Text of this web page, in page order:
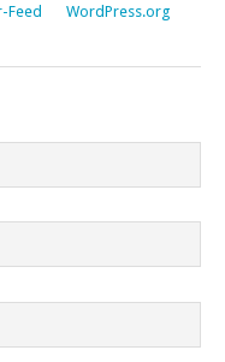
Feed WordPress.org